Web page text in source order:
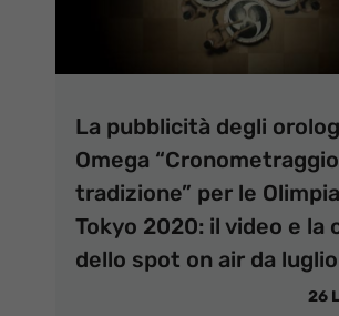
La pubblicità degli
Omega
tradizione” per le
Tokyo 2020: il video e la
dello spot on air da
26